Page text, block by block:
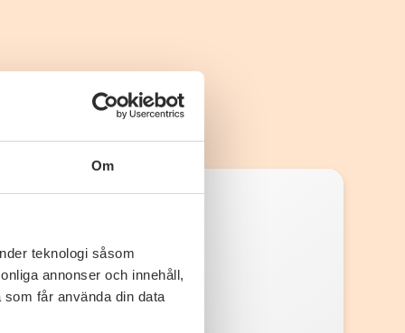
Om
teknologi såsom
annonser och innehåll,
får använda din data